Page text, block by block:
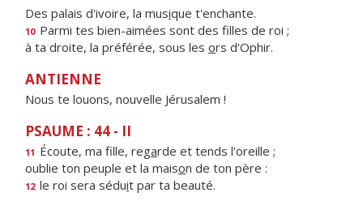
Des palais d'ivoire, la musique t'enchante.
10 Parmi tes bien-aimées sont des flles de roi ;
à ta droite, la préférée, sous les ors d'Ophir.
ANTIENNE
Nous te louons, nouvelle Jérusalem !
PSAUME : 44 - II
11 Écoute, ma fille, regarde et tends l'oreille ;
oublie ton peuple et la maison de ton père :
12 le roi sera séduit par ta beauté.